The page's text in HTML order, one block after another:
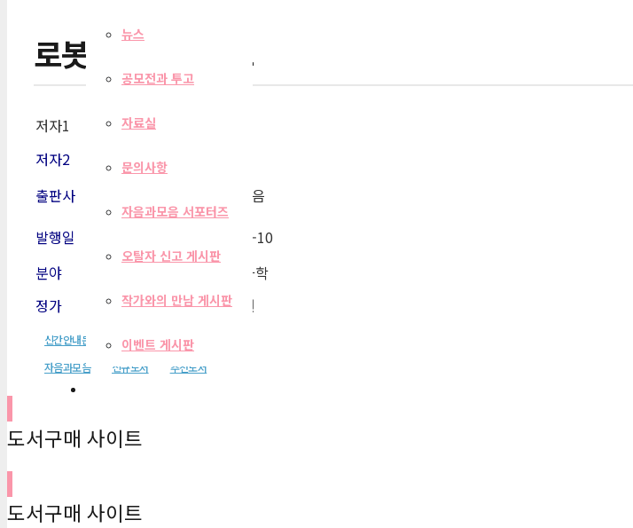
뉴스
공모전과 투고
자료실
문의사항
자음과모음 서포터즈
오탈자 신고 게시판
작가와의 만남 게시판
이벤트 게시판
로봇 친구, 앨리스
저자1
저자2
출판사
자음과모음
발행일
2023-04-10
분야
청소년과학
정가
14,500원
신간안내문
자음과모음
신규도서 추천도서
도서구매 사이트
도서구매 사이트